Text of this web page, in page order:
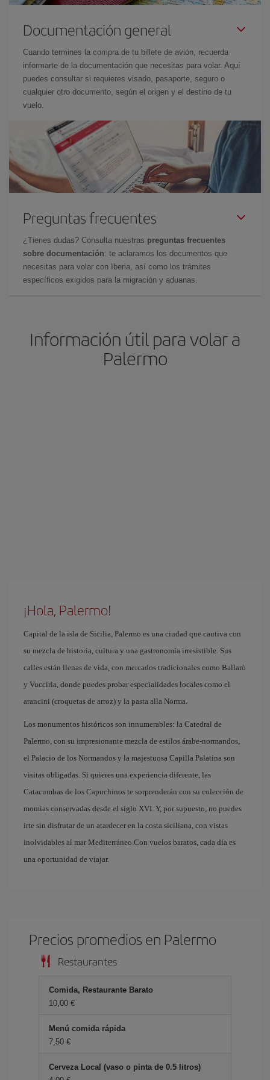
Documentación general
Cuando termines la compra de tu billete de avión, recuerda
informarte de la documentación que necesitas para volar. Aquí
puedes consultar si requieres visado, pasaporte, seguro o
cualquier otro documento, según el origen y el destino de tu
vuelo.
Preguntas frecuentes
¿Tienes dudas? Consulta nuestras preguntas frecuentes
sobre documentación: te aclaramos los documentos que
necesitas para volar con Iberia, así como los trámites
específicos exigidos para la migración y aduanas.
Información útil para volar a
Palermo
¡Hola, Palermo!
Capital de la isla de Sicilia, Palermo es una ciudad que cautiva con
su mezcla de historia, cultura y una gastronomía irresistible. Sus
calles están llenas de vida, con mercados tradicionales como Ballarò
y Vucciria, donde puedes probar especialidades locales como el
arancini (croquetas de arroz) y la pasta alla Norma.
Los monumentos históricos son innumerables: la Catedral de
Palermo, con su impresionante mezcla de estilos árabe-normandos,
el Palacio de los Normandos y la majestuosa Capilla Palatina son
visitas obligadas. Si quieres una experiencia diferente, las
Catacumbas de los Capuchinos te sorprenderán con su colección de
momias conservadas desde el siglo XVI. Y, por supuesto, no puedes
irte sin disfrutar de un atardecer en la costa siciliana, con vistas
inolvidables al mar Mediterráneo.Con vuelos baratos, cada día es
una oportunidad de viajar.
Precios promedios en Palermo
Restaurantes
Comida, Restaurante Barato
10,00 €
Menú comida rápida
7,50 €
Cerveza Local (vaso o pinta de 0.5 litros)